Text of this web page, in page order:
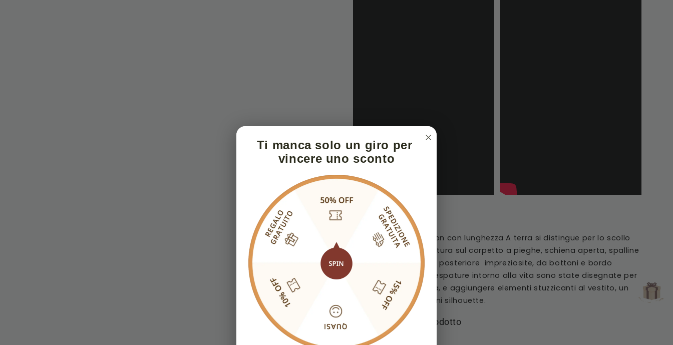
Ti manca solo un giro per
vincere uno sconto
Dettagli Del Vestito
Questo abito in chiffon con lunghezza A terra si distingue per lo scollo
alto, buco della serratura sul corpetto a pieghe, schiena aperta, spalline
incrociate sulla parte posteriore impreziosite, da bottoni e bordo
smerlato. Le lievi increspature intorno alla vita sono state disegnate per
aumentare l'eleganza, e aggiungere elementi stuzzicanti al vestito, un
modello adatto a ogni silhouette.
Informazioni Sul Prodotto
Stile: A-line